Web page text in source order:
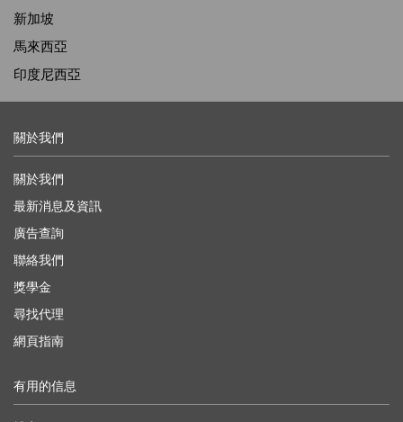
新加坡
馬來西亞
印度尼西亞
關於我們
關於我們
最新消息及資訊
廣告查詢
聯絡我們
獎學金
尋找代理
網頁指南
有用的信息